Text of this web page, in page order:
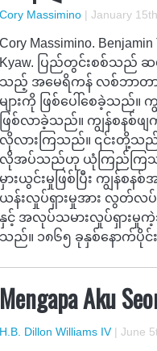
Cory Massimino | January
Cory Massimino. Benjamin
Kyaw. ပြည်တွင်းစစ်သည်
သည့် အမေရိကန် လစ်ဘာတား
များကို ဖြစ်ပေါ်စေခဲ့သည်။
ဖြစ်လာခဲ့သည်။ ကျွန်စနစ်ဖ
လိုလားကြသည်။ ၎င်းတို့သည်
လိုအပ်သည်ဟု ယုံကြည်ကြသည်
မှားယွင်းမှုဖြစ်ပြီး ကျွ
ယန်းလှုပ်ရှားမှုအား လွတ်လပ်
နှင့် အလုပ်သမားလှုပ်ရှားမှု
သည်။ ၁၈၆၅ ခုနှစ်နောက်ပို
Mengapa Aku
H.B. Dillon Williams IV| June